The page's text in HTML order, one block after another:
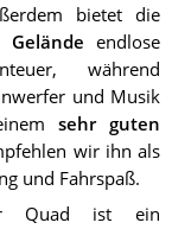
bietet die
endlose
während
und Musik
sehr guten
wir ihn als
und Fahrspaß.
Quad ist ein